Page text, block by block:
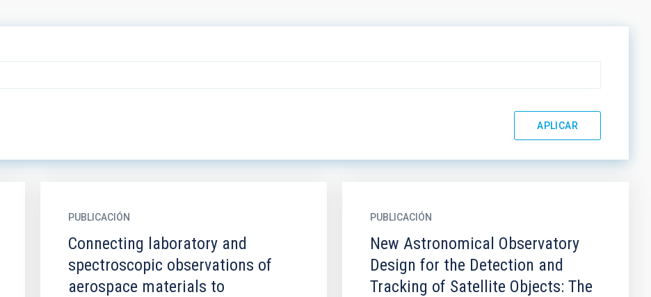
PUBLICACIÓN
Connecting laboratory and
spectroscopic observations of
aerospace materials to
PUBLICACIÓN
New Astronomical Observatory
Design for the Detection and
Tracking of Satellite Objects: The